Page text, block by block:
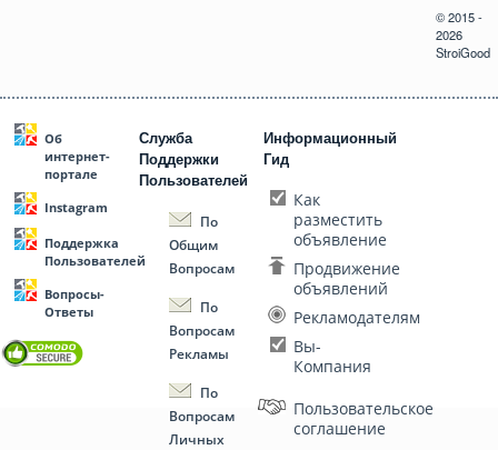
Об
интернет-
портале
Instagram
Поддержка
Пользователей
Вопросы-
Ответы
Служба
Поддержки
Пользователей
По
Общим
Вопросам
По
Вопросам
Рекламы
По
Вопросам
Личных
Информационный
Гид
Как
разместить
объявление
Продвижение
объявлений
Рекламодателям
Вы-
Компания
Пользовательское
соглашение
© 2015 -
2026
StroiGood